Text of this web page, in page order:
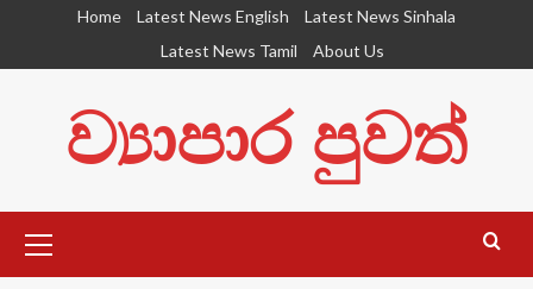
content
Home Latest News English
Latest News Sinhala
Latest News Tamil
About Us
ව්‍යාපාර පුවත්
Menu